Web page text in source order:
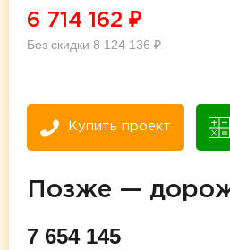
6 714 162 ₽
Без скидки 8 124 136₽
Купить проект
Позже —
7 654 145